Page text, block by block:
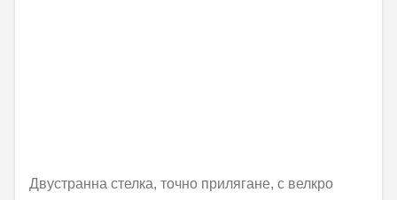
Двустранна стелка, точно прилягане, с велкро